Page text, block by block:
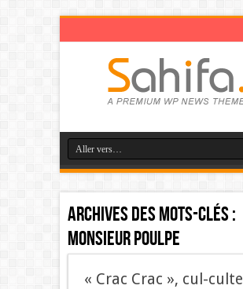
Archives des mots-clés :
Monsieur Poulpe
« Crac Crac », cul-culte